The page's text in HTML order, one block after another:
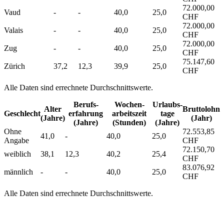
Vaud
- - 40,0 25,0
72.000,00
CHF
Valais
- - 40,0 25,0
72.000,00
CHF
Zug
- - 40,0 25,0
72.000,00
CHF
Zürich
37,2 12,3 39,9 25,0
75.147,60
CHF
Alle Daten sind errechnete Durchschnittswerte.
Geschlecht
Alter
(Jahre)
Berufs­
erfahrung
(Jahre)
Wochen­
arbeitszeit
(Stunden)
Urlaubs­
tage
(Jahre)
Bruttolohn
(Jahr)
Ohne
Angabe
41,0 - 40,0 25,0
72.553,85
CHF
weiblich
38,1 12,3 40,2 25,4
72.150,70
CHF
männlich
- - 40,0 25,0
83.076,92
CHF
Alle Daten sind errechnete Durchschnittswerte.